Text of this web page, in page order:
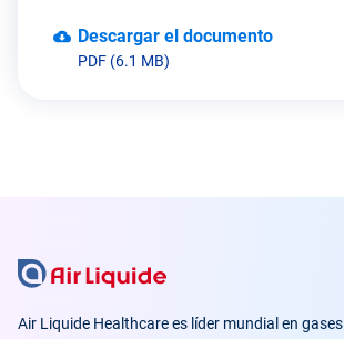
Descargar el documento
PDF (6.1 MB)
Air Liquide Healthcare es líder mundial en gases